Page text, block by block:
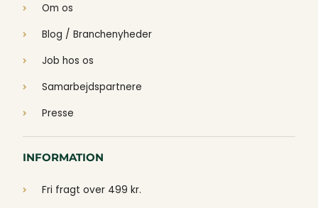
Om os
Blog / Branchenyheder
Job hos os
Samarbejdspartnere
Presse
INFORMATION
Fri fragt over 499 kr.